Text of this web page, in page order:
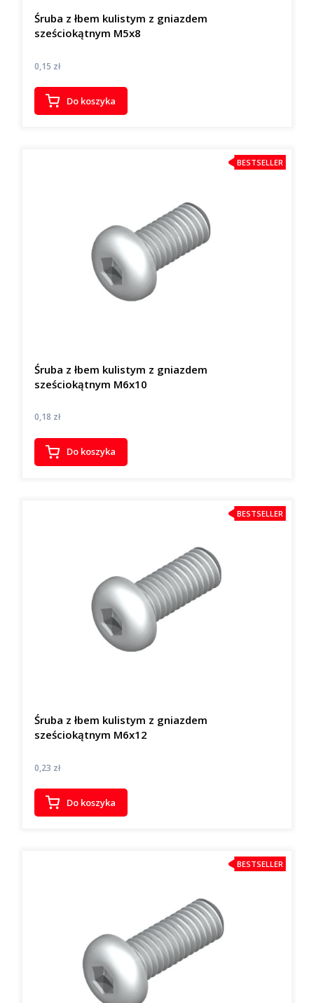
Śruba z łbem kulistym z gniazdem
sześciokątnym M5x8
Cena
0,15 zł
Do koszyka
BESTSELLER
Śruba z łbem kulistym z gniazdem
sześciokątnym M6x10
Cena
0,18 zł
Do koszyka
BESTSELLER
Śruba z łbem kulistym z gniazdem
sześciokątnym M6x12
Cena
0,23 zł
Do koszyka
BESTSELLER